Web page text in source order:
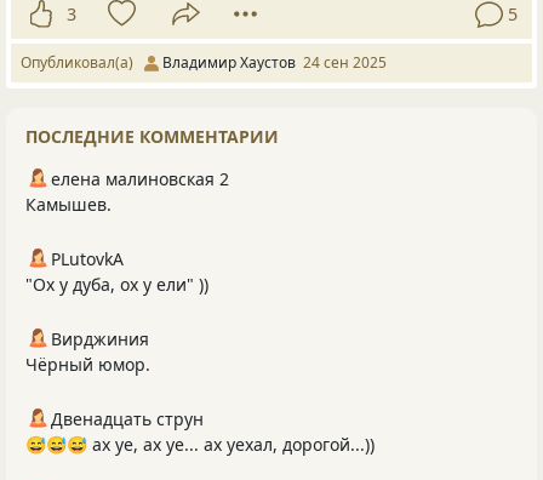
3 5
Опубликовал(а) Владимир Хаустов 24 сен 2025
ПОСЛЕДНИЕ КОММЕНТАРИИ
елена малиновская 2
Камышев.
PLutоvkА
"Ох у дуба, ох у ели" ))
Вирджиния
Чёрный юмор.
Двенадцать струн
😅😅😅 ах уе, ах уе... ах уехал, дорогой...))